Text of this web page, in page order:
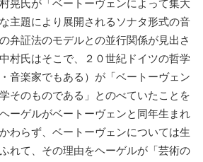
晃氏が「ベートーヴェンによって集大
主題により展開されるソナタ形式の音
弁証法のモデルとの並行関係が見出さ
村氏はそこで、２０世紀ドイツの哲学
音楽家でもある）が「ベートーヴェン
そのものである」とのべていたことを
ーゲルがベートーヴェンと同年生まれ
わらず、ベートーヴェンについては生
れて、その理由をヘーゲルが「芸術の